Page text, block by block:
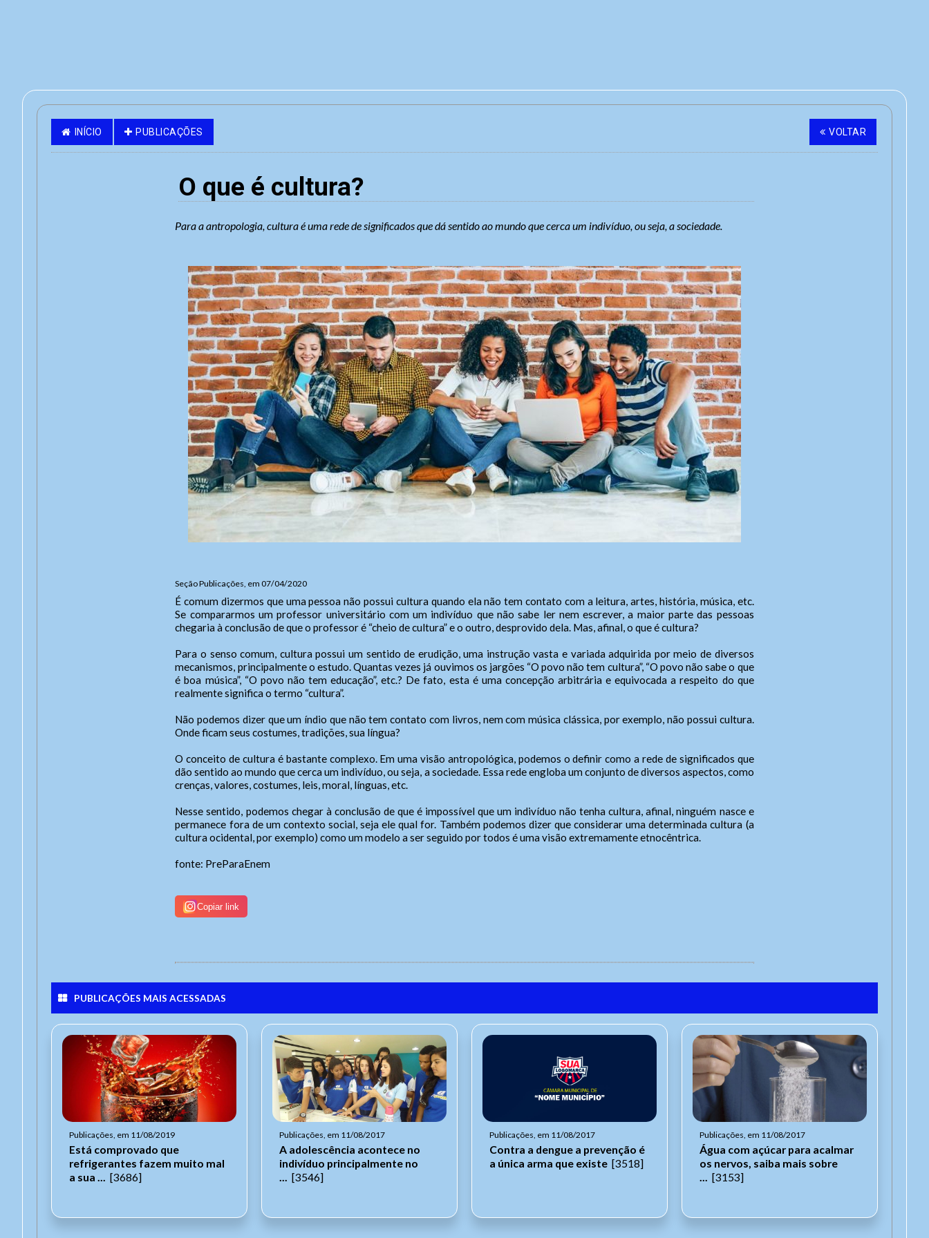
INÍCIO PUBLICAÇÕES VOLTAR
O que é cultura?
Para a antropologia, cultura é uma rede de significados que dá sentido ao mundo que cerca um indivíduo, ou seja, a sociedade.
Seção Publicações, em 07/04/2020
É comum dizermos que uma pessoa não possui cultura quando ela não tem contato com a leitura, artes, história, música, etc.
Se compararmos um professor universitário com um indivíduo que não sabe ler nem escrever, a maior parte das pessoas
chegaria à conclusão de que o professor é “cheio de cultura” e o outro, desprovido dela. Mas, afinal, o que é cultura?
Para o senso comum, cultura possui um sentido de erudição, uma instrução vasta e variada adquirida por meio de diversos
mecanismos, principalmente o estudo. Quantas vezes já ouvimos os jargões “O povo não tem cultura”, “O povo não sabe o que
é boa música”, “O povo não tem educação”, etc.? De fato, esta é uma concepção arbitrária e equivocada a respeito do que
realmente significa o termo “cultura”.
Não podemos dizer que um índio que não tem contato com livros, nem com música clássica, por exemplo, não possui cultura.
Onde ficam seus costumes, tradições, sua língua?
O conceito de cultura é bastante complexo. Em uma visão antropológica, podemos o definir como a rede de significados que
dão sentido ao mundo que cerca um indivíduo, ou seja, a sociedade. Essa rede engloba um conjunto de diversos aspectos, como
crenças, valores, costumes, leis, moral, línguas, etc.
Nesse sentido, podemos chegar à conclusão de que é impossível que um indivíduo não tenha cultura, afinal, ninguém nasce e
permanece fora de um contexto social, seja ele qual for. Também podemos dizer que considerar uma determinada cultura (a
cultura ocidental, por exemplo) como um modelo a ser seguido por todos é uma visão extremamente etnocêntrica.
fonte: PreParaEnem
Copiar link
PUBLICAÇÕES MAIS ACESSADAS
Publicações, em 11/08/2019
Está comprovado que
refrigerantes fazem muito mal
a sua ... [3686]
Publicações, em 11/08/2017
A adolescência acontece no
indivíduo principalmente no
... [3546]
Publicações, em 11/08/2017
Contra a dengue a prevenção é
a única arma que existe [3518]
Publicações, em 11/08/2017
Água com açúcar para acalmar
os nervos, saiba mais sobre
... [3153]
Acessibilidade
Tamanho da fonte:
Letra A+ > Aumenta o tamanho da fonte.
Letra A- > Diminui o tamanho da fonte.
Layout
Para alterar a cor do layout de escuro para claro e vice versa clique no ícone
.
Usuário
Senha
Enviar
Usuário
Senha
Contatos
Endereço:
Cidade:
Nome do Atendente:
Telefone: (xx) xxxx-xxxx
whatsApp: (xx) xxxxx-xxxxx
Horário de Funcionamento:
Das xxh às xxh e das xxh às xxh
SIC Físico
Endereço de atendimento
Contatos
Tel: (xx) 0000-0000,
Atendente/Ouvidor:
Nome do Atendente/Ouvidor
Expediente:
Das 8h às 11h, das 14h às 18h.
Outras Informações:
Duis non laoreet eros. Vestibulum porta neque eleifend erat tempus, vitae
amet purus et tellus consectetur vehicula.
Fale Conosco
Enviar